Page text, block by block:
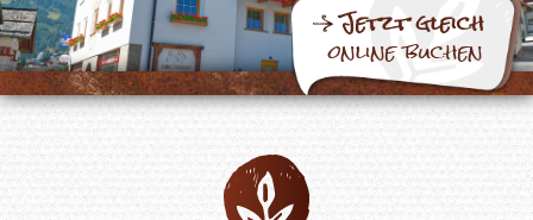
Jetzt gleich
online buchen